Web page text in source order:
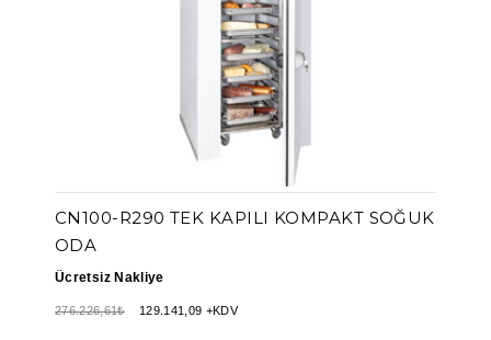
CN100-R290 TEK KAPILI KOMPAKT SOĞUK
ODA
Ücretsiz Nakliye
276.226,61₺ 129.141,09 +KDV